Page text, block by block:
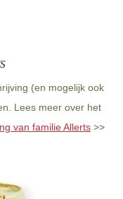
(en mogelijk ook
Lees meer over het
van familie Allerts >>